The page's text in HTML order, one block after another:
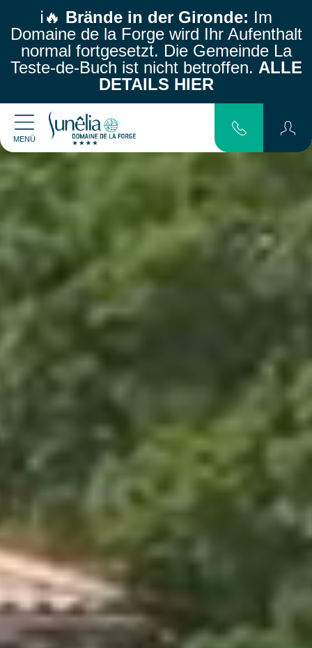
ℹ️🔥 Brände in der Gironde: Im
Domaine de la Forge wird Ihr Aufenthalt
normal fortgesetzt. Die Gemeinde La
Teste-de-Buch ist nicht betroffen. ALLE
DETAILS HIER
MENÜ